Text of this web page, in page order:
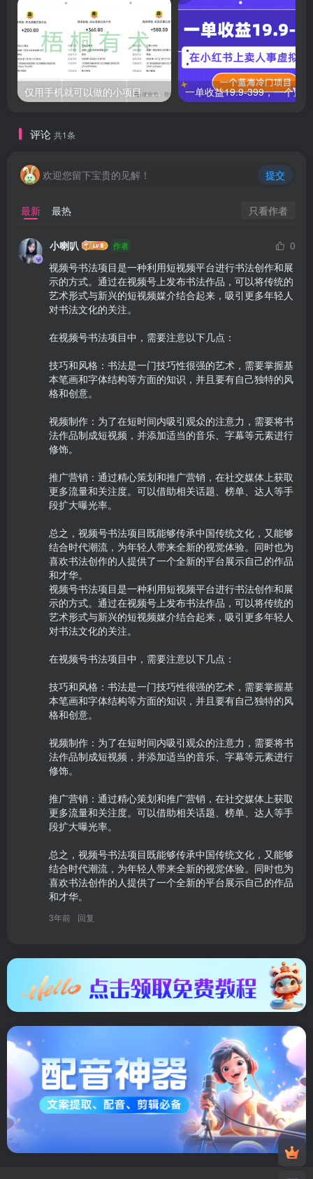
仅用手机就可以做的小项目，当天就能见钱，每天100-300
评论 共1条
欢迎您留下宝贵的见解！ 提交
最新 最热 只看作者
小喇叭 作者
0
视频号书法项目是一种利用短视频平台进行书法创作和展
示的方式。通过在视频号上发布书法作品，可以将传统的
艺术形式与新兴的短视频媒介结合起来，吸引更多年轻人
对书法文化的关注。
在视频号书法项目中，需要注意以下几点：
技巧和风格：书法是一门技巧性很强的艺术，需要掌握基
本笔画和字体结构等方面的知识，并且要有自己独特的风
格和创意。
视频制作：为了在短时间内吸引观众的注意力，需要将书
法作品制成短视频，并添加适当的音乐、字幕等元素进行
修饰。
推广营销：通过精心策划和推广营销，在社交媒体上获取
更多流量和关注度。可以借助相关话题、榜单、达人等手
段扩大曝光率。
总之，视频号书法项目既能够传承中国传统文化，又能够
结合时代潮流，为年轻人带来全新的视觉体验。同时也为
喜欢书法创作的人提供了一个全新的平台展示自己的作品
和才华。
视频号书法项目是一种利用短视频平台进行书法创作和展
示的方式。通过在视频号上发布书法作品，可以将传统的
艺术形式与新兴的短视频媒介结合起来，吸引更多年轻人
对书法文化的关注。
在视频号书法项目中，需要注意以下几点：
技巧和风格：书法是一门技巧性很强的艺术，需要掌握基
本笔画和字体结构等方面的知识，并且要有自己独特的风
格和创意。
视频制作：为了在短时间内吸引观众的注意力，需要将书
法作品制成短视频，并添加适当的音乐、字幕等元素进行
修饰。
推广营销：通过精心策划和推广营销，在社交媒体上获取
更多流量和关注度。可以借助相关话题、榜单、达人等手
段扩大曝光率。
总之，视频号书法项目既能够传承中国传统文化，又能够
结合时代潮流，为年轻人带来全新的视觉体验。同时也为
喜欢书法创作的人提供了一个全新的平台展示自己的作品
和才华。
3年前 回复